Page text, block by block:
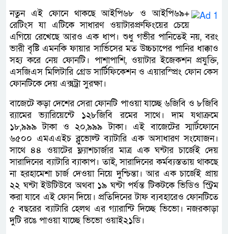
নতুন এই ফোনে থাকছে আইপি৬৮ ও আইপি৬৯+
রেটিংস যা এটিকে সাধারণ ওয়াটারপ্রুফিংয়ের চেয়ে
এগিয়ে রেখেছে আরও এক ধাপ। শুধু গভীর পানিতেই নয়, বরং
ভারী বৃষ্টি এমনকি ফায়ার সার্ভিসের মত উচ্চচাপের পানির ধাক্কাও
সহ্য করে নেয় ফোনটি। পাশাপাশি, ওয়াটার ইজেকশন প্রযুক্তি,
এসজিএস মিলিটারি গ্রেড সার্টিফিকেশন ও এয়ারস্প্রিং ফোন কেস
ফোনটিকে দেয় এক্সট্রা সুরক্ষা।
বাজেটে কড়া দেশের সেরা ফোনটি পাওয়া যাচ্ছে ৬জিবি ও ৮জিবি
র‍্যামের ভ্যারিয়েন্টে ১২৮জিবি রমের সাথে। দাম যথাক্রমে
১৮,৯৯৯ টাকা ও ২০,৯৯৯ টাকা। এই বাজেটের স্মার্টফোনে
৬৫০০ এমএএইচ ব্লুভোল্ট ব্যাটারি এক অসাধারণ সংযোজন।
সাথে ৪৪ ওয়াটের ফ্ল্যাশচার্জার মাত্র এক ঘন্টার চার্জেই দেয়
সারাদিনের ব্যাটারি ব্যাকাপ। তাই, সারাদিনের কর্মব্যস্ততায় থাকছে
না হরহামেশা চার্জ দেওয়া নিয়ে দুশ্চিন্তা। আর এক চার্জেই প্রায়
২২ ঘন্টা ইউটিউবে অথবা ১৯ ঘন্টা পর্যন্ত টিকটকে ভিডিও স্ট্রিম
করা যাবে এই ফোন দিয়ে। প্রতিদিনের টাফ ব্যবহারেও ফোনটিতে
৫ বছরের ব্যাটারি হেলথ এর গ্যারান্টি দিচ্ছে ভিভো। নজরকাড়া
দুটি রঙে পাওয়া যাচ্ছে ভিভো ওয়াই২১ডি।